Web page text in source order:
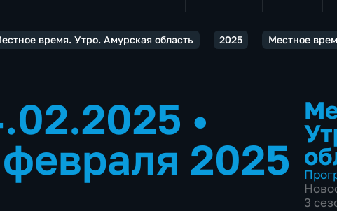
время. Утро. Амурская область 2025 Местное
•
2025
3